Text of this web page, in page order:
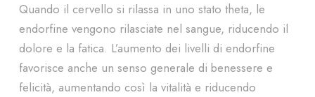
Quando il cervello si rilassa in uno stato theta, le
endorfine vengono rilasciate nel sangue, riducendo il
dolore e la fatica. L’aumento dei livelli di endorfine
favorisce anche un senso generale di benessere e
felicità, aumentando così la vitalità e riducendo